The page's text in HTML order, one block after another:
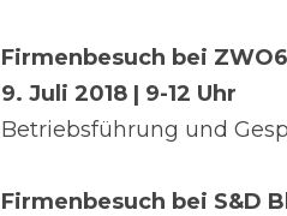
Firmenbesuch bei
9. Juli 2018 | 9-12 Uhr
Betriebsführung und
Firmenbesuch bei S&D